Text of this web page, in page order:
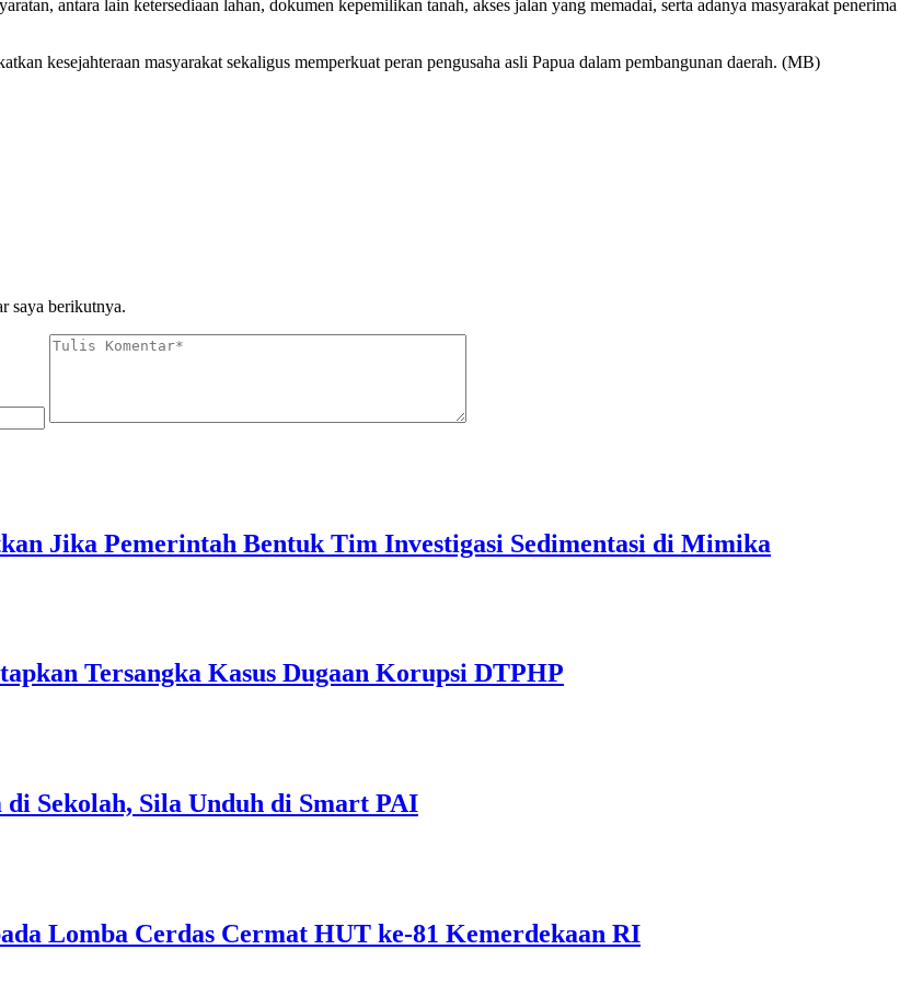
antara lain ketersediaan lahan, dokumen kepemilikan tanah, akses jalan yang memadai, serta adanya masyarakat penerima
kesejahteraan masyarakat sekaligus memperkuat peran pengusaha asli Papua dalam pembangunan daerah. (MB)
saya berikutnya.
Jika Pemerintah Bentuk Tim Investigasi Sedimentasi di Mimika
Tersangka Kasus Dugaan Korupsi DTPHP
Sekolah, Sila Unduh di Smart PAI
Lomba Cerdas Cermat HUT ke-81 Kemerdekaan RI